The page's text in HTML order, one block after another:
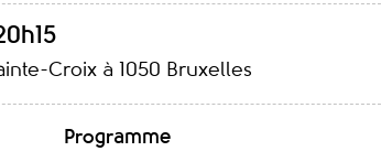
Croix à 1050 Bruxelles
Programme